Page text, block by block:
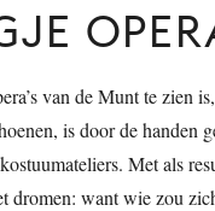
van de Munt te zien
is door de handen
Met als
dromen: want wie zou